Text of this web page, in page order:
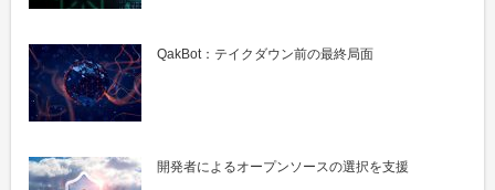
QakBot：テイクダウン前の最終局面
開発者によるオープンソースの選択を支援